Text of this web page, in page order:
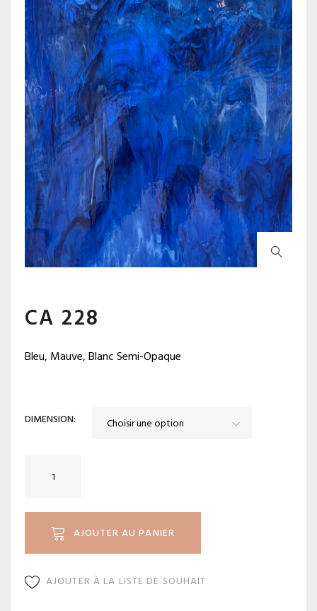
CA 228
Bleu, Mauve, Blanc Semi-Opaque
DIMENSION
AJOUTER AU PANIER
AJOUTER À LA LISTE DE SOUHAIT